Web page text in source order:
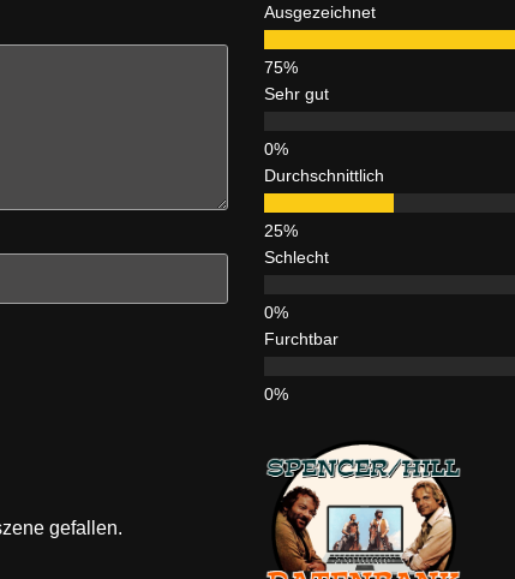
gefallen.
Ausgezeichnet
Sehr gut
Durchschnittlich
Schlecht
Furchtbar